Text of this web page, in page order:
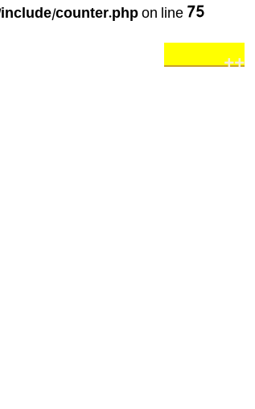
مرت بأثأبcounter.phpon line75
++